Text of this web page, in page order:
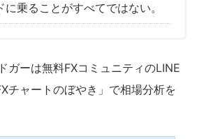
乗ることがすべてではない。
ガーは無料FXコミュニティのLINE
チャートのぼやき」で相場分析を